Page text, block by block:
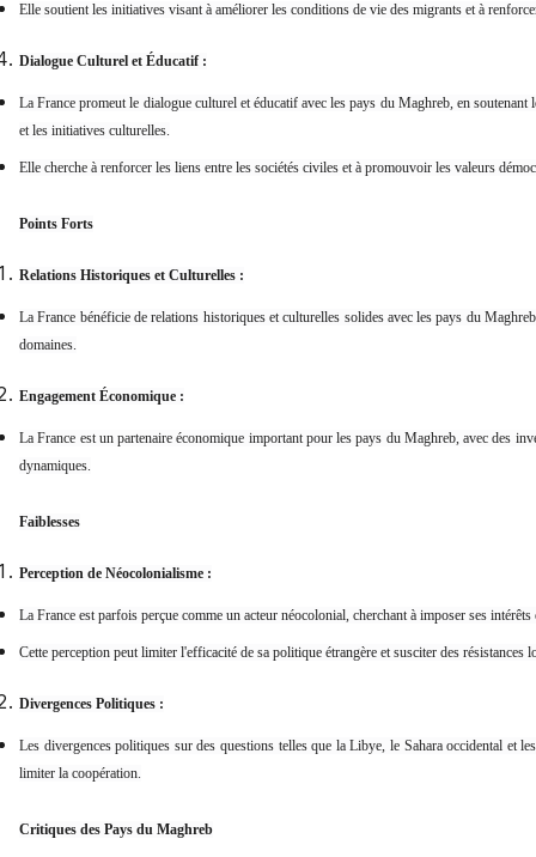
Elle soutient les initiatives visant à améliorer les conditions de vie des migrants et à
Dialogue Culturel et Éducatif :
La France promeut le dialogue culturel et éducatif avec les pays du Maghreb, en
et les initiatives culturelles.
Elle cherche à renforcer les liens entre les sociétés civiles et à promouvoir les valeurs
Points Forts
Relations Historiques et Culturelles :
La France bénéficie de relations historiques et culturelles solides avec les pays du
domaines.
Engagement Économique :
La France est un partenaire économique important pour les pays du Maghreb, avec des
dynamiques.
Faiblesses
Perception de Néocolonialisme :
La France est parfois perçue comme un acteur néocolonial, cherchant à imposer ses
Cette perception peut limiter l'efficacité de sa politique étrangère et susciter des résistances
Divergences Politiques :
Les divergences politiques sur des questions telles que la Libye, le Sahara occidental et
limiter la coopération.
Critiques des Pays du Maghreb